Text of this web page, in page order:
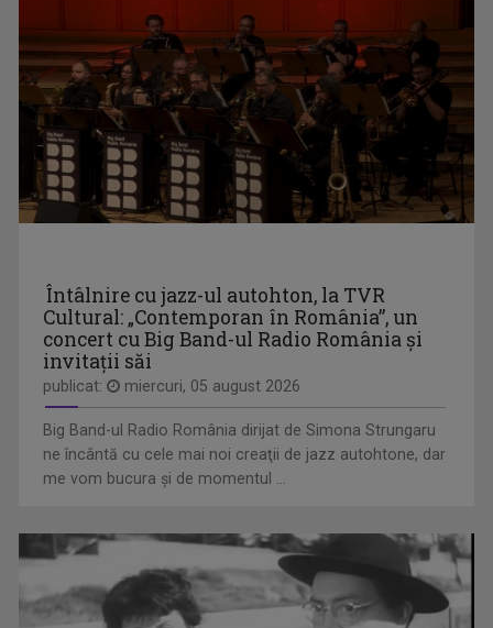
CULTURA MINORITĂȚILOR
Germani, maghiari, romi, tătari și lipoveni ...
CULTART
Emisiunea „CULTart” le prezintă ...
IOANA PAVEL
E absolventă a Universității de Muzică, ...
Întâlnire cu jazz-ul autohton, la TVR
Cultural: „Contemporan în România”, un
concert cu Big Band-ul Radio România şi
invitaţii săi
publicat: miercuri, 05 august 2026
Big Band-ul Radio România dirijat de Simona Strungaru
ne încântă cu cele mai noi creaţii de jazz autohtone, dar
me vom bucura şi de momentul ...